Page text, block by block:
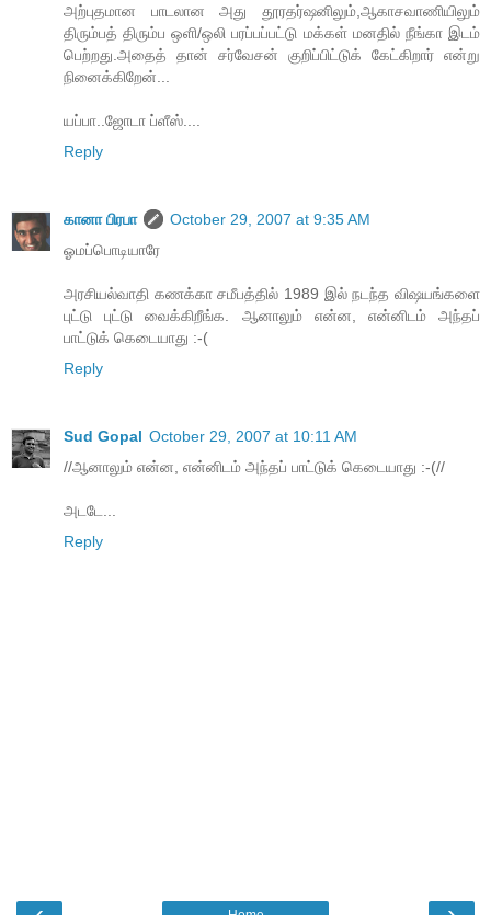
அற்புதமான பாடலான அது தூரதர்ஷனிலும்,ஆகாசவாணியிலும்
திரும்பத் திரும்ப ஒளி/ஒலி பரப்பப்பட்டு மக்கள் மனதில் நீங்கா இடம்
பெற்றது.அதைத் தான் சர்வேசன் குறிப்பிட்டுக் கேட்கிறார் என்று
நினைக்கிறேன்...
யப்பா..ஜோடா ப்ளீஸ்....
Reply
கானா பிரபா
October 29, 2007 at 9:35 AM
ஓமப்பொடியாரே
அரசியல்வாதி கணக்கா சமீபத்தில் 1989 இல் நடந்த விஷயங்களை
புட்டு புட்டு வைக்கிறீங்க. ஆனாலும் என்ன, என்னிடம் அந்தப்
பாட்டுக் கெடையாது :-(
Reply
Sud Gopal October 29, 2007 at 10:11 AM
//ஆனாலும் என்ன, என்னிடம் அந்தப் பாட்டுக் கெடையாது :-(//
அடடே...
Reply